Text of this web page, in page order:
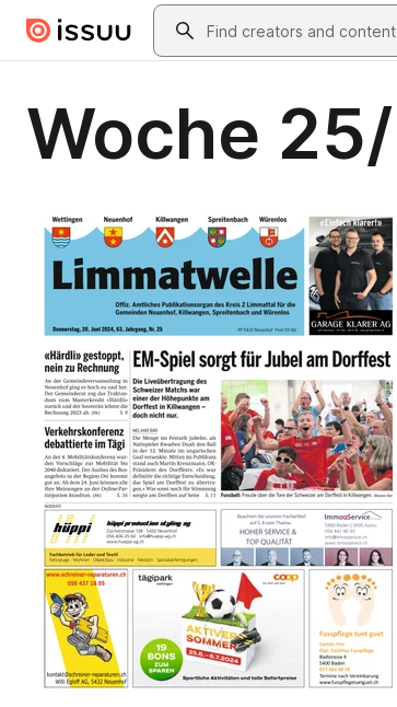
Skip to main contentSearch
Woche